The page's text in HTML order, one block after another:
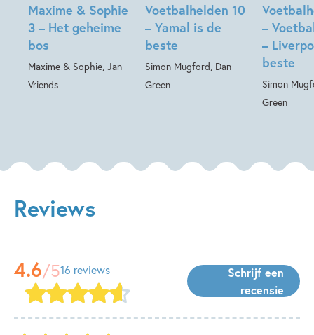
Maxime & Sophie
3 – Het geheime
bos
Maxime & Sophie, Jan
Vriends
Voetbalhelden 10
– Yamal is de
beste
Simon Mugford, Dan
Green
–
–
beste
Simon
Green
Reviews
4.6/516 reviews
Schrijf een
recensie